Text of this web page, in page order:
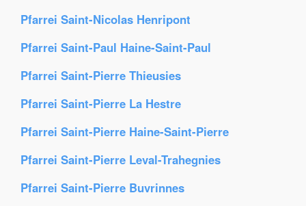
Pfarrei Saint-Nicolas Henripont
Pfarrei Saint-Paul Haine-Saint-Paul
Pfarrei Saint-Pierre Thieusies
Pfarrei Saint-Pierre La Hestre
Pfarrei Saint-Pierre Haine-Saint-Pierre
Pfarrei Saint-Pierre Leval-Trahegnies
Pfarrei Saint-Pierre Buvrinnes